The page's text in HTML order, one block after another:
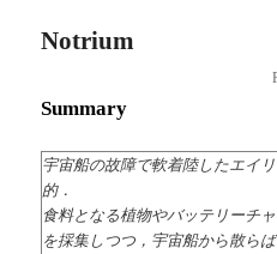
Notrium
Summary
宇宙船の故障で軟着陸したエイ
的．
食料となる植物やバッテリーチ
を採集しつつ，宇宙船から散ら